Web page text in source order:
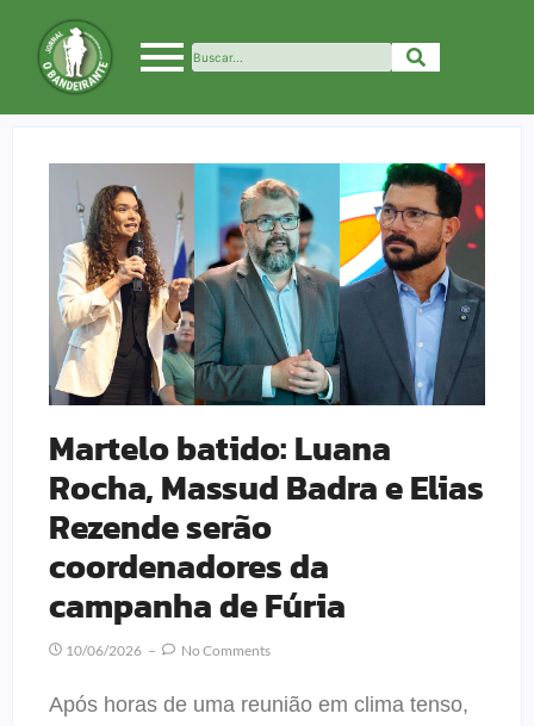
Martelo batido: Luana
Rocha, Massud Badra e Elias
Rezende serão
coordenadores da
campanha de Fúria
10/06/2026 No Comments
Após horas de uma reunião em clima tenso,